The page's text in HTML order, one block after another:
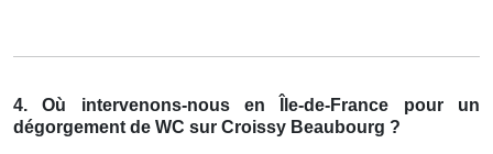
4. Où intervenons-nous en Île-de-France pour un
dégorgement de WC sur Croissy Beaubourg ?